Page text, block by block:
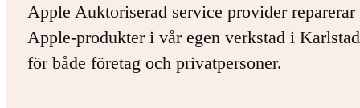
Apple Auktoriserad service provider
Apple-produkter i vår egen verkstad i
för både företag och privatpersoner.